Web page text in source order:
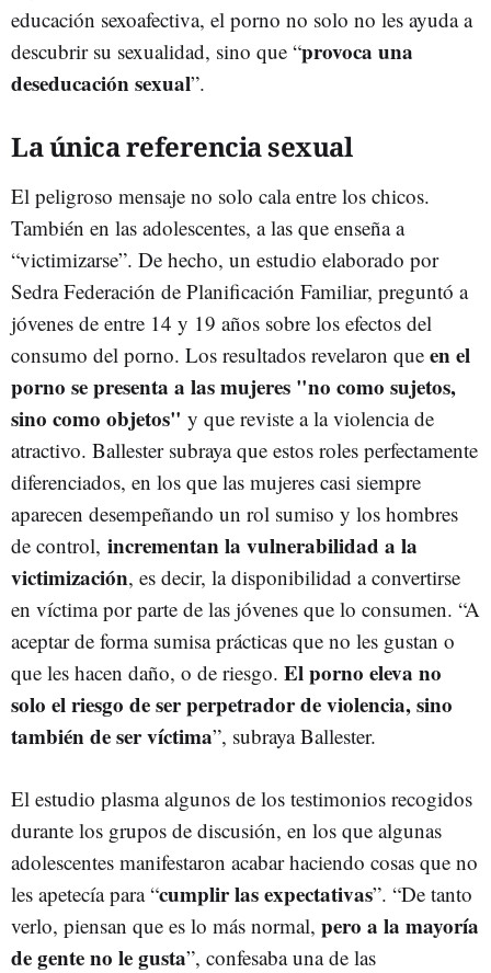
educación sexoafectiva, el porno no solo no les ayuda a
descubrir su sexualidad, sino que “provoca una
deseducación sexual”.
La única referencia sexual
El peligroso mensaje no solo cala entre los chicos.
También en las adolescentes, a las que enseña a
“victimizarse”. De hecho, un estudio elaborado por
Sedra Federación de Planificación Familiar, preguntó a
jóvenes de entre 14 y 19 años sobre los efectos del
consumo del porno. Los resultados revelaron que en el
porno se presenta a las mujeres "no como sujetos,
sino como objetos" y que reviste a la violencia de
atractivo. Ballester subraya que estos roles perfectamente
diferenciados, en los que las mujeres casi siempre
aparecen desempeñando un rol sumiso y los hombres
de control, incrementan la vulnerabilidad a la
victimización, es decir, la disponibilidad a convertirse
en víctima por parte de las jóvenes que lo consumen. “A
aceptar de forma sumisa prácticas que no les gustan o
que les hacen daño, o de riesgo. El porno eleva no
solo el riesgo de ser perpetrador de violencia, sino
también de ser víctima”, subraya Ballester.
El estudio plasma algunos de los testimonios recogidos
durante los grupos de discusión, en los que algunas
adolescentes manifestaron acabar haciendo cosas que no
les apetecía para “cumplir las expectativas”. “De tanto
verlo, piensan que es lo más normal, pero a la mayoría
de gente no le gusta”, confesaba una de las